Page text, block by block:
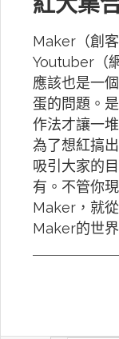
Maker（創
Youtuber（
應該也是一
蛋的問題。
作法才讓一
為了想紅搞
吸引大家的
有。不管你
Maker，就
Maker的世